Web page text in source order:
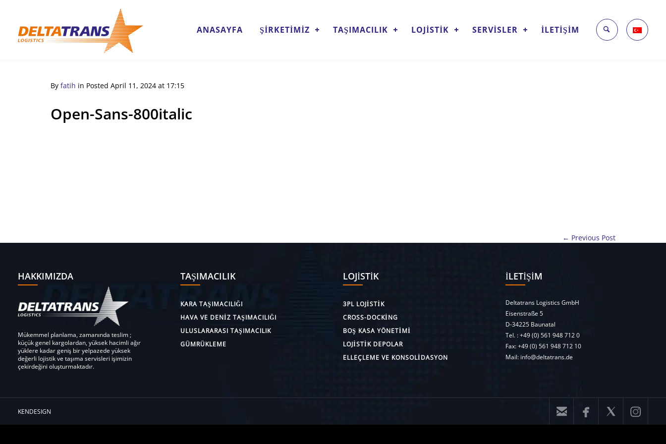
ANASAYFA ŞİRKETİMİZ TAŞIMACILIK LOJİSTİK SERVİSLER İLETİŞİM
By fatih in Posted April 11, 2024 at 17:15
Open-Sans-800italic
← Previous Post
HAKKIMIZDA
Mükemmel planlama, zamanında teslim ;
küçük genel kargolardan, yüksek hacimli ağır
yüklere kadar geniş bir yelpazede yüksek
değerli lojistik ve taşıma servisleri işimizin
çekirdeğini oluşturmaktadır.
TAŞIMACILIK
KARA TAŞIMACILIĞI
HAVA VE DENIZ TAŞIMACILIĞI
ULUSLARARASI TAŞIMACILIK
GÜMRÜKLEME
LOJISTIK
3PL LOJISTIK
CROSS-DOCKING
BOŞ KASA YÖNETIMI
LOJISTIK DEPOLAR
ELLEÇLEME VE KONSOLIDASYON
İLETIŞIM
Deltatrans Logistics GmbH
Eisenstraße 5
D-34225 Baunatal
Tel. :+49 (0) 561 948 712 0
Fax: +49 (0) 561 948 712 10
Mail: info@deltatrans.de
KENDESIGN    